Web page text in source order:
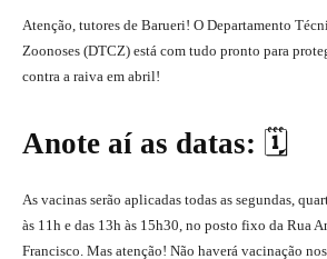
Atenção, tutores de Barueri! O Departamento
Zoonoses (DTCZ) está com tudo pronto para
contra a raiva em abril!
Anote aí as datas: 🗓️
As vacinas serão aplicadas todas as segundas,
às 11h e das 13h às 15h30, no posto fixo da Rua
Francisco. Mas atenção! Não haverá vacinação